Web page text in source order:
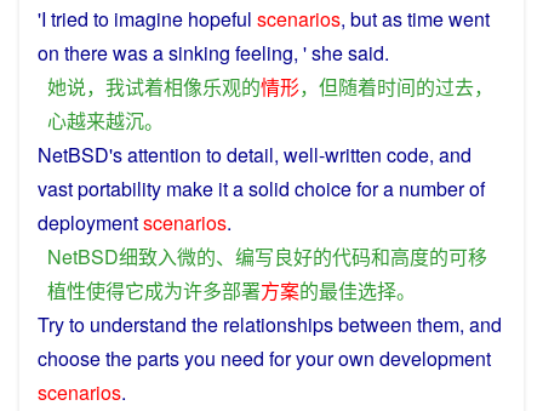
'I tried to imagine hopeful scenarios, butastimewent
on there was asinking feeling, 'shesaid.
她说， 我试着相像乐观的情形， 但随着时间的过去，
心越来越沉。
NetBSD's attention todetail, well-written code, and
vastportability make itasolid choicefor a number of
deploymentscenarios.
NetBSD细致入微的、 编写良好的代码和高度的可移
植性使得它成为许多部署方案的最佳选择。
Tryto understand the relationshipsbetween them, and
choosethepartsyou need foryourown development
scenarios.